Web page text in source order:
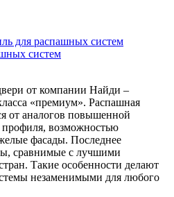
для распашных систем
систем
от компании Найди –
«премиум». Распашная
от аналогов повышенной
профиля, возможностью
фасады. Последнее
сравнимые с лучшими
Такие особенности делают
незаменимыми для любого